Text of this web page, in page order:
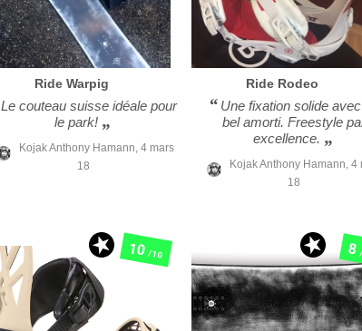
Ride Warpig
Le couteau suisse idéale pour
le park!
Kojak Anthony Hamann, 4 mars
18
Ride Rodeo
Une fixation solide
bel amorti. Freestyle
excellence.
Kojak Anthony Hamann,4
18
10/10 8